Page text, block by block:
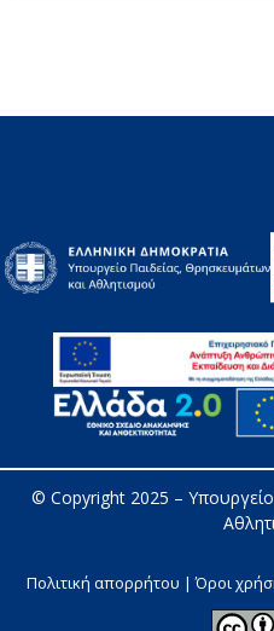
© Copyright 2025 –
Πολιτική απορρήτου | Όροι